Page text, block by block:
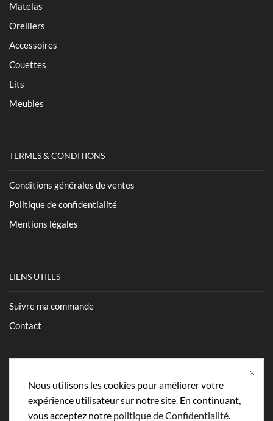
Matelas
Oreillers
Accessoires
Couettes
Lits
Meubles
TERMES & CONDITIONS
Conditions générales de ventes
Politique de confidentialité
Mentions légales
LIENS UTILES
Suivre ma commande
Contact
FacebookInstagram
Whatsapp
Nous utilisons les cookies pour améliorer votre
expérience utilisateur sur notre site. En continuant,
vous acceptez notre politique de Confidentialité.